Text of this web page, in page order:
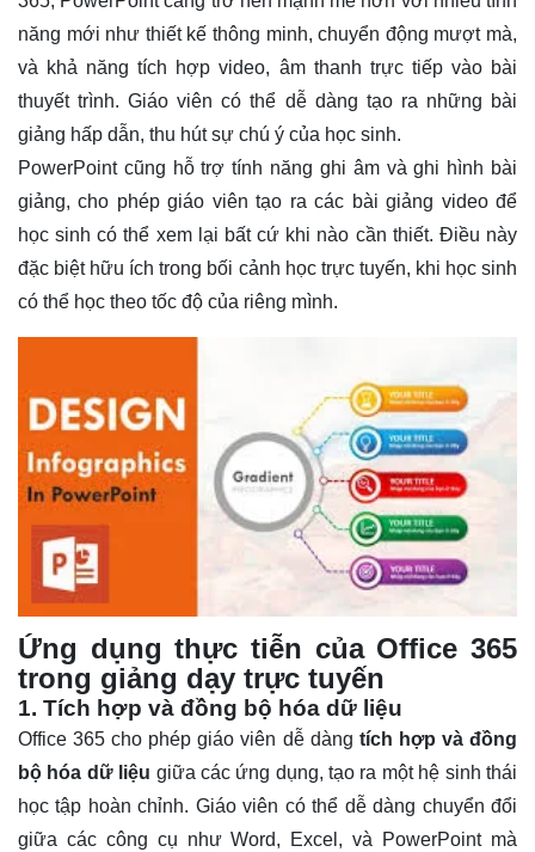
năng mới như thiết kế thông minh, chuyển động mượt mà,
và khả năng tích hợp video, âm thanh trực tiếp vào bài
thuyết trình. Giáo viên có thể dễ dàng tạo ra những bài
giảng hấp dẫn, thu hút sự chú ý của học sinh.
PowerPoint cũng hỗ trợ tính năng ghi âm và ghi hình bài
giảng, cho phép giáo viên tạo ra các bài giảng video để
học sinh có thể xem lại bất cứ khi nào cần thiết. Điều này
đặc biệt hữu ích trong bối cảnh học trực tuyến, khi học sinh
có thể học theo tốc độ của riêng mình.
Ứng dụng thực tiễn của Office 365
trong giảng dạy trực tuyến
1. Tích hợp và đồng bộ hóa dữ liệu
Office 365 cho phép giáo viên dễ dàng tích hợp và đồng
bộ hóa dữ liệu giữa các ứng dụng, tạo ra một hệ sinh thái
học tập hoàn chỉnh. Giáo viên có thể dễ dàng chuyển đổi
giữa các công cụ như Word, Excel, và PowerPoint mà